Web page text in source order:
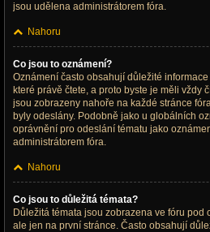
jsou udělena administrátorem fóra.
Nahoru
Co jsou to oznámení?
Oznámení často obsahují důležité
které právě čtete, a proto byste je měli vždy
jsou zobrazeny nahoře na každé stránce
byly odeslány. Podobně jako u globálních
oprávnění pro odeslání tématu jako
administrátorem fóra.
Nahoru
Co jsou to důležitá témata?
Důležitá témata jsou zobrazena ve fóru pod
ale jen na první stránce. Často obsahují